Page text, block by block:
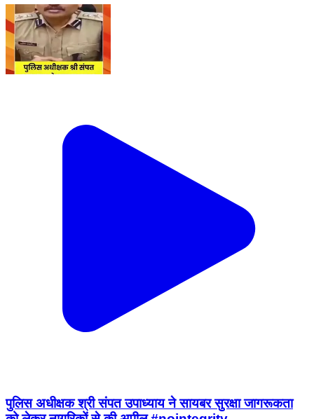
पुलिस अधीक्षक श्री संपत उपाध्‍याय ने सायबर सुरक्षा जागरूकता